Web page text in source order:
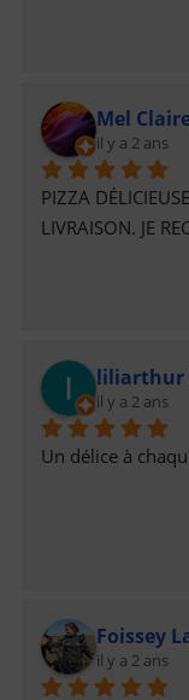
Mel
il y a 2 ans
PIZZA
LIVRAISON. JE
liliarthur
il y a 2 ans
Un délice à
Foissey
il y a 2 ans